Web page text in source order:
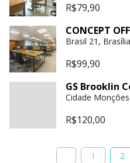
R$79,90
CONCEPT
Brasil 21, Brasília
R$99,90
GS Brooklin
Cidade
R$120,00
1 2